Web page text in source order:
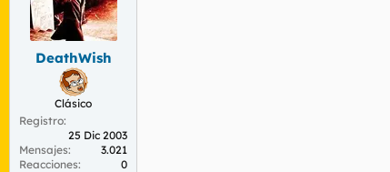
DeathWish
Clásico
Registro
25 Dic 2003
Mensajes
3.021
Reacciones
0